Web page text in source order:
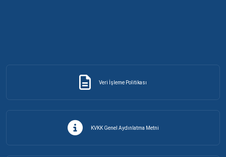
Veri İşleme Politikası
KVKK Genel Aydınlatma Metni